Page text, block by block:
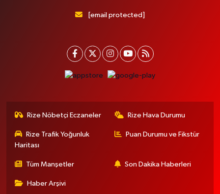
[email protected]
Rize Nöbetçi Eczaneler Rize Hava Durumu
Rize Trafik Yoğunluk
Haritası
Puan Durumu ve Fikstür
Tüm Manşetler Son Dakika Haberleri
Haber Arşivi